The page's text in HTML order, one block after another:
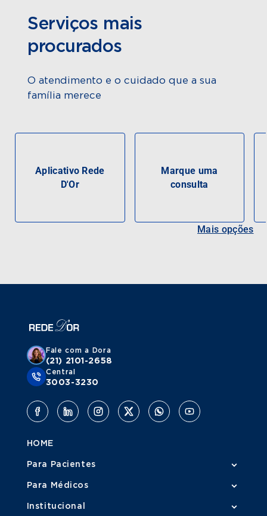
Serviços mais
procurados
O atendimento e o cuidado que a sua
família merece
Aplicativo Rede
D'Or
Marque uma
consulta
Mais opções
Fale com a Dora
(21) 2101-2658
Central
3003-3230
HOME
Para Pacientes
Para Médicos
Institucional